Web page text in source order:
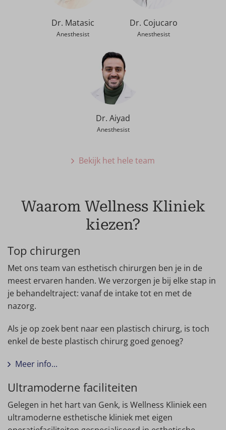
Dr. Matasic
Anesthesist
Dr. Cojucaro
Anesthesist
Dr. Aiyad
Anesthesist
Bekijk het hele team
Waarom Wellness Kliniek
kiezen?
Top chirurgen
Met ons team van esthetisch chirurgen ben je in de
meest ervaren handen. We verzorgen je bij elke stap in
je behandeltraject: vanaf de intake tot en met de
nazorg.
Als je op zoek bent naar een plastisch chirurg, is toch
enkel de beste plastisch chirurg goed genoeg?
Meer info...
Ultramoderne faciliteiten
Gelegen in het hart van Genk, is Wellness Kliniek een
ultramoderne esthetische kliniek met eigen